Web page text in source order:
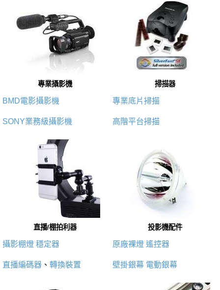
專業攝影機
BMD電影攝影機
SONY業務級攝影機
掃描器
專業底片掃描
高階平台掃描
直播/棚拍利器
攝影棚燈 穩定器
直播編碼器 、 轉換裝置
投影機配件
原廠裸燈 遙控器
壁掛銀幕 電動銀幕